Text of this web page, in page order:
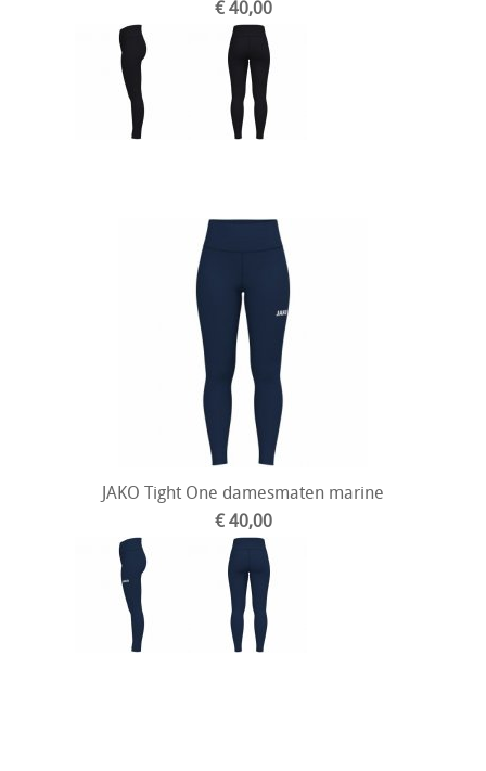
€ 40,00
JAKO Tight One damesmaten marine
€ 40,00